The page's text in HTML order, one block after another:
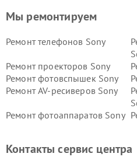
Мы ремонтируем
Ремонт телефонов Sony
Ремонт проекторов Sony
Ремонт фотовспышек Sony
Ремонт AV-ресиверов Sony
Ремонт фотоаппаратов Sony
Контакты сервис центра